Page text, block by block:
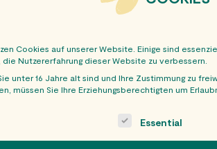
Cookies auf unserer Website. Einige sind
Nutzererfahrung dieser Website zu verbessern.
unter 16 Jahre alt sind und Ihre Zustimmung zu
müssen Sie Ihre Erziehungsberechtigten um
is a list of service groups for
Essential